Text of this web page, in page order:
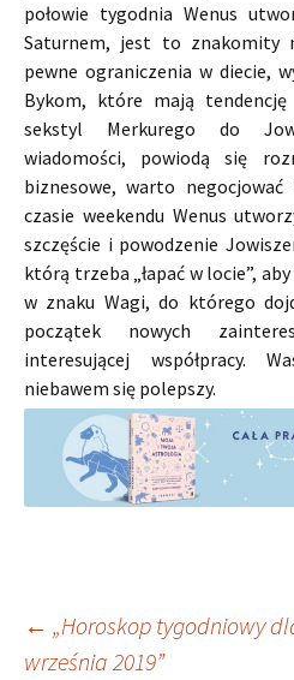
połowie tygodnia Wenus
Saturnem, jest to znakomity
pewne ograniczenia w diecie,
Bykom, które mają tendencję
sekstyl Merkurego do
wiadomości, powiodą się
biznesowe, warto
czasie weekendu Wenus
szczęście i powodzenie
którą trzeba „łapać w locie”,
w znaku Wagi, do którego
początek nowych
interesującej współpracy.
niebawem się polepszy.
Nawigacja
← „Horoskop tygodniowy
września 2019”